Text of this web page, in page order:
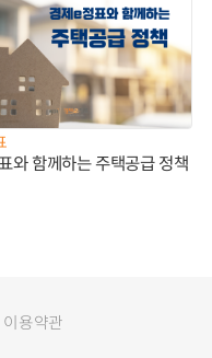
와 함께하는 주택공급 정책
이용약관